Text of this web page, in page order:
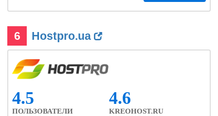
6 Hostpro.ua
4.5
ПОЛЬЗОВАТЕЛИ
4.6
KREOHOST.RU